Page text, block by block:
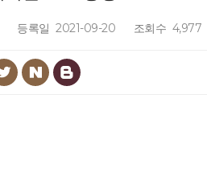
등록일 2021-09-20 조회수 4,977